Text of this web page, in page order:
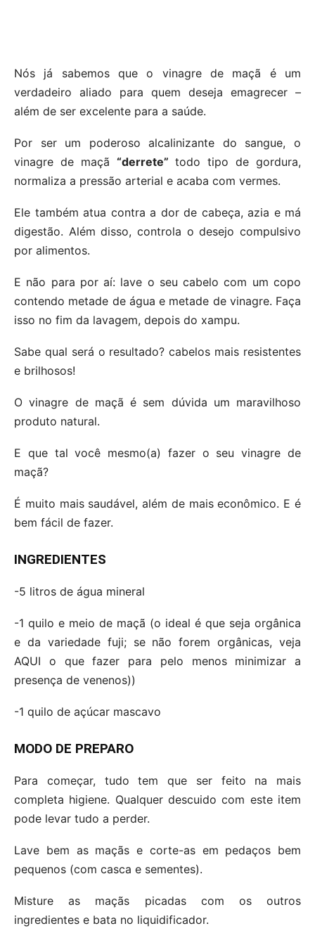
Nós já sabemos que o vinagre de maçã é um
verdadeiro aliado para quem deseja emagrecer –
além de ser excelente para a saúde.
Por ser um poderoso alcalinizante do sangue, o
vinagre de maçã “derrete” todo tipo de gordura,
normaliza a pressão arterial e acaba com vermes.
Ele também atua contra a dor de cabeça, azia e má
digestão. Além disso, controla o desejo compulsivo
por alimentos.
E não para por aí: lave o seu cabelo com um copo
contendo metade de água e metade de vinagre. Faça
isso no fim da lavagem, depois do xampu.
Sabe qual será o resultado? cabelos mais resistentes
e brilhosos!
O vinagre de maçã é sem dúvida um maravilhoso
produto natural.
E que tal você mesmo(a) fazer o seu vinagre de
maçã?
É muito mais saudável, além de mais econômico. E é
bem fácil de fazer.
INGREDIENTES
-5 litros de água mineral
-1 quilo e meio de maçã (o ideal é que seja orgânica
e da variedade fuji; se não forem orgânicas, veja
AQUI o que fazer para pelo menos minimizar a
presença de venenos))
-1 quilo de açúcar mascavo
MODO DE PREPARO
Para começar, tudo tem que ser feito na mais
completa higiene. Qualquer descuido com este item
pode levar tudo a perder.
Lave bem as maçãs e corte-as em pedaços bem
pequenos (com casca e sementes).
Misture as maçãs picadas com os outros
ingredientes e bata no liquidificador.